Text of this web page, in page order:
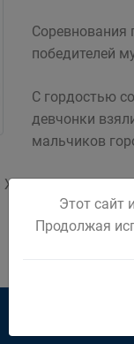
Соревнования
победителей
С гордостью
девчонки
мальчиков
Житнева с
Этот сайт
Продолжая